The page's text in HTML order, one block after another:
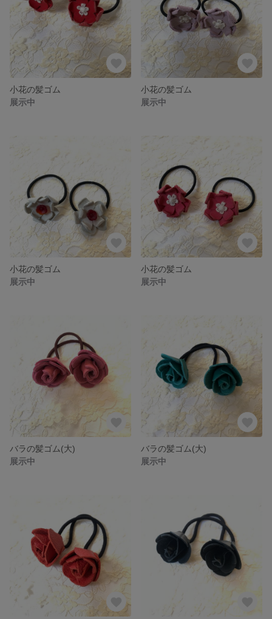
小花の髪ゴム
展示中
小花の髪ゴム
展示中
小花の髪ゴム
展示中
小花の髪ゴム
展示中
バラの髪ゴム(大)
展示中
バラの髪ゴム(大)
展示中